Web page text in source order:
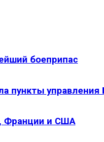
боеприпас
пункты
Франции и США